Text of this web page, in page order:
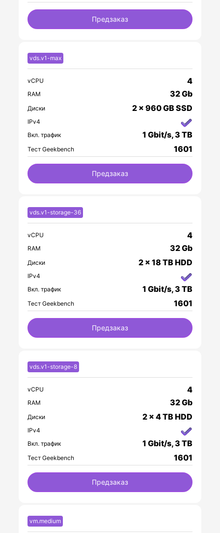
Предзаказ
vds.v1-max
vCPU 4
RAM 32 Gb
Диски 2 x 960 GB SSD
IPv4
Вкл. трафик
1 Gbit/s, 3 TB
Тест Geekbench 1601
Предзаказ
vds.v1-storage-36
vCPU 4
RAM 32 Gb
Диски 2 x 18 TB HDD
IPv4
Вкл. трафик
1 Gbit/s, 3 TB
Тест Geekbench 1601
Предзаказ
vds.v1-storage-8
vCPU 4
RAM 32 Gb
Диски 2 x 4 TB HDD
IPv4
Вкл. трафик
1 Gbit/s, 3 TB
Тест Geekbench 1601
Предзаказ
vm.medium